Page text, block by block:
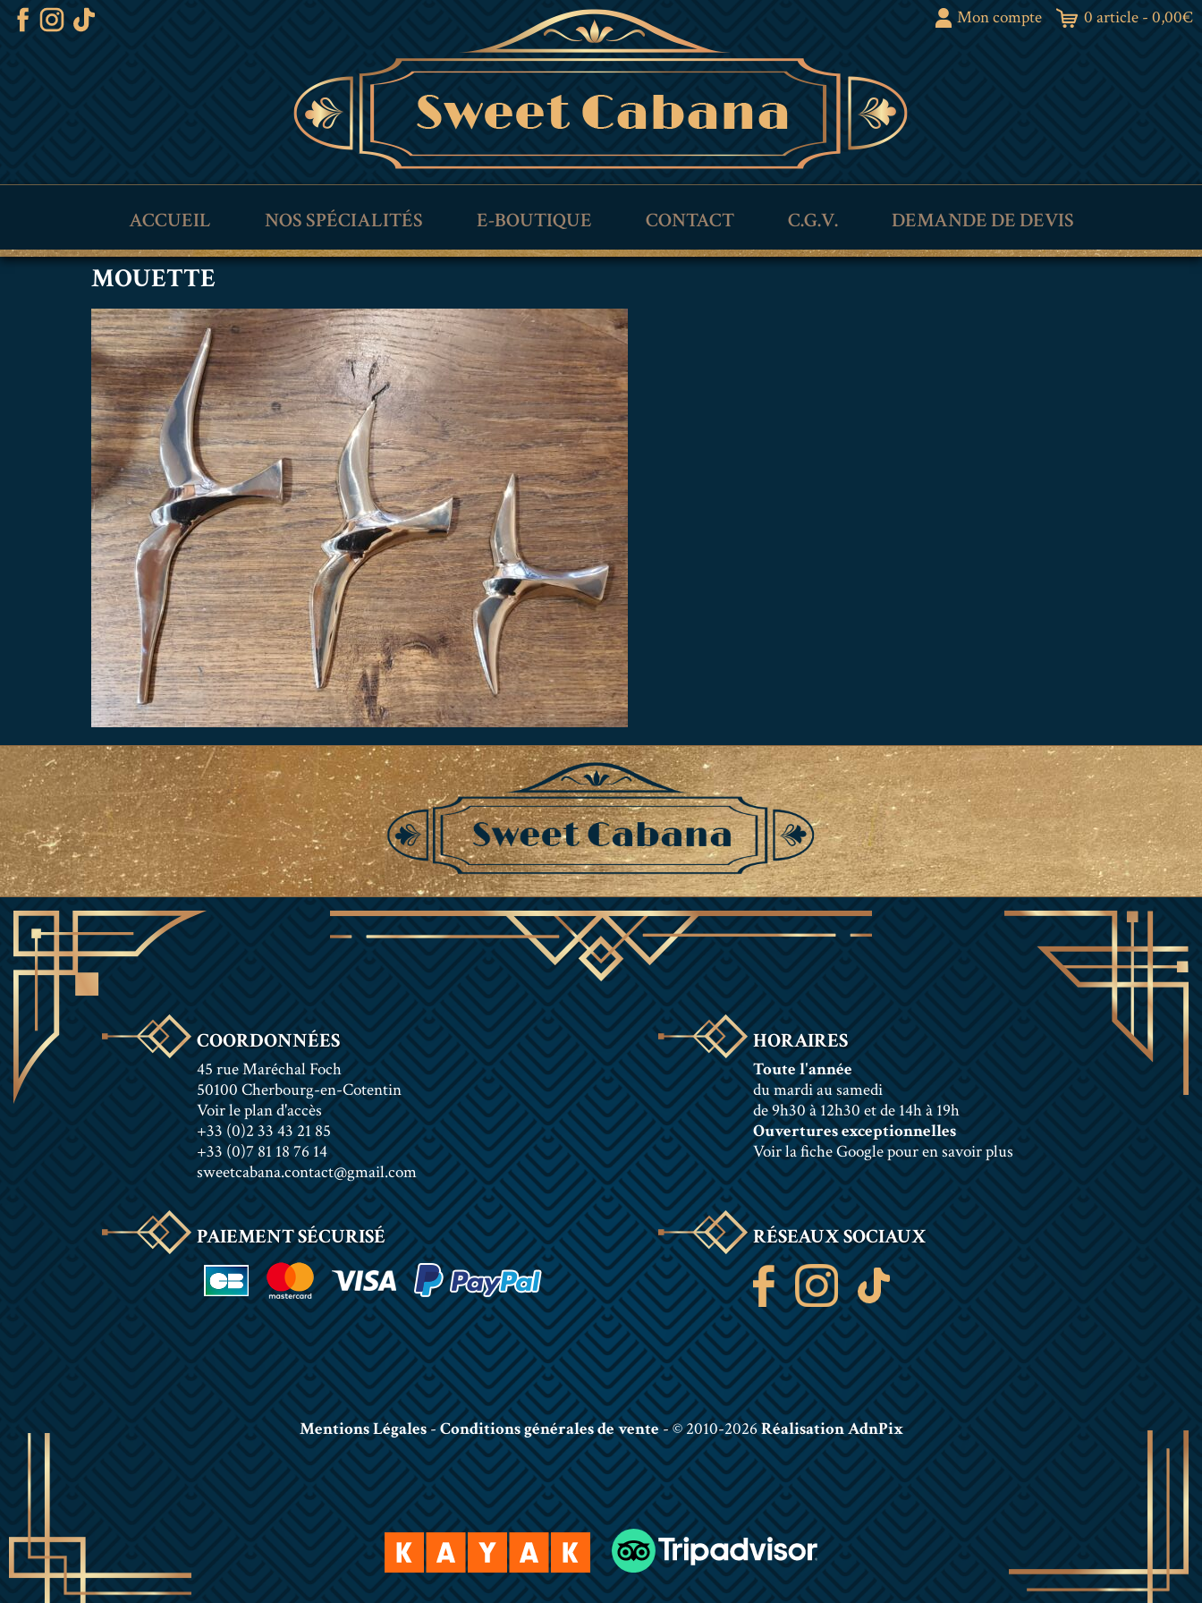
Mon compte 0 article - 0,00€
ACCUEIL NOS SPÉCIALITÉS E-BOUTIQUE CONTACT C.G.V. DEMANDE DE DEVIS
MOUETTE
COORDONNÉES
45 rue Maréchal Foch
50100 Cherbourg-en-Cotentin
Voir le plan d'accès
+33 (0)2 33 43 21 85
+33 (0)7 81 18 76 14
sweetcabana.contact@gmail.com
HORAIRES
Toute l'année
du mardi au samedi
de 9h30 à 12h30 et de 14h à 19h
Ouvertures exceptionnelles
Voir la fiche Google pour en savoir plus
PAIEMENT SÉCURISÉ RÉSEAUX SOCIAUX
Mentions Légales-Conditions générales de vente- © 2010-2026Réalisation AdnPix